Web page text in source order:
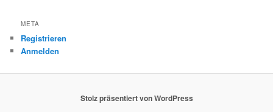
META
Registrieren
Anmelden
Stolz präsentiert von WordPress